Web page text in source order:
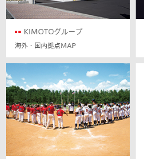
KIMOTOグループ
海外・国内拠点MAP